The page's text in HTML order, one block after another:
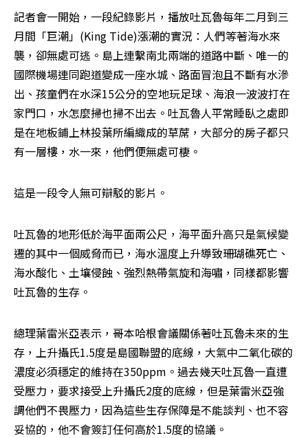
記者會一開始，一段紀錄影片，播放吐瓦魯每年二月到三
月間「巨潮」(King Tide)漲潮的實況：人們等著海水來
襲，卻無處可逃。島上連繫南北兩端的道路中斷、唯一的
國際機場連同跑道變成一座水城、路面冒泡且不斷有水滲
出、孩童們在水深15公分的空地玩足球、海浪一波波打在
家門口，水怎麼掃也掃不出去。吐瓦魯人平常睡臥之處即
是在地板鋪上林投葉所編織成的草蓆，大部分的房子都只
有一層樓，水一來，他們便無處可棲。
這是一段令人無可辯駁的影片。
吐瓦魯的地形低於海平面兩公尺，海平面升高只是氣候變
遷的其中一個威脅而已，海水溫度上升導致珊瑚礁死亡、
海水酸化、土壤侵蝕、強烈熱帶氣旋和海嘯，同樣都影響
吐瓦魯的生存。
總理葉雷米亞表示，哥本哈根會議關係著吐瓦魯未來的生
存，上升攝氏1.5度是島國聯盟的底線，大氣中二氧化碳的
濃度必須穩定的維持在350ppm。過去幾天吐瓦魯一直遭
受壓力，要求接受上升攝氏2度的底線，但是葉雷米亞強
調他們不畏壓力，因為這些生存保障是不能談判、也不容
妥協的，他不會簽訂任何高於1.5度的協議。